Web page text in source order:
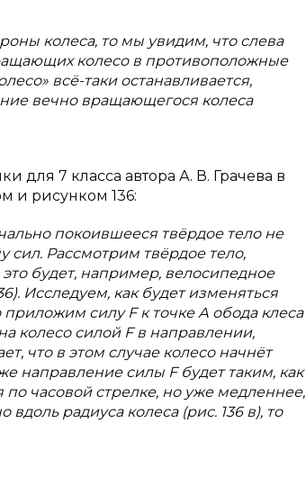
колеса, то мы увидим, что слева
колесо в противоположные
всё-таки останавливается,
вечно вращающегося колеса
для 7 класса автора А. В. Грачева в
и рисунком 136:
покоившееся твёрдое тело не
сил. Рассмотрим твёрдое тело,
будет, например, велосипедное
Исследуем, как будет изменяться
приложим силу F к точке А обода клеса
колесо силой F в направлении,
что в этом случае колесо начнёт
же направление силы F будет таким, как
по часовой стрелке, но уже медленнее,
вдоль радиуса колеса (рис. 136 в), то